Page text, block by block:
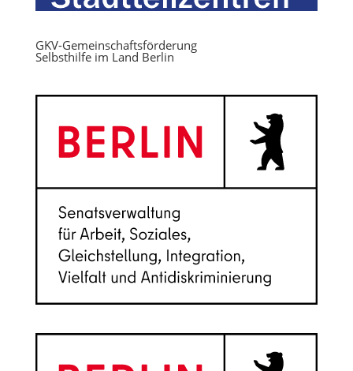
GKV-Gemeinschaftsförderung
Selbsthilfe im Land Berlin